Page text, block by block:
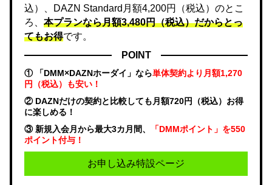
込）、DAZN Standard月額4,200円（税込）のとこ
ろ、 本プランなら月額3,480円（税込）だからとっ
てもお得です。
POINT
① 「DMM×DAZNホーダイ」なら単体契約より月額1,270
円（税込）も安い！
② DAZNだけの契約と比較しても月額720円（税込）お得
に楽しめる！
③ 新規入会月から最大3カ月間、
「DMMポイント」を550
ポイント付与！
お申し込み特設ページ